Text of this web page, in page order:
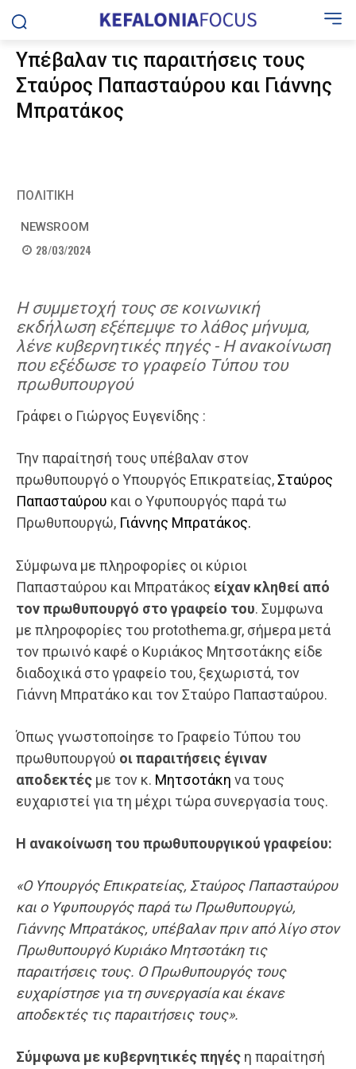
Υπέβαλαν τις παραιτήσεις τους
Σταύρος Παπασταύρου και Γιάννης
Μπρατάκος
ΠΟΛΙΤΙΚΗ
NEWSROOM
28/03/2024
Η συμμετοχή τους σε κοινωνική
εκδήλωση εξέπεμψε το λάθος μήνυμα,
λένε κυβερνητικές πηγές - Η ανακοίνωση
που εξέδωσε το γραφείο Τύπου του
πρωθυπουργού
Γράφει ο Γιώργος Ευγενίδης :
Την παραίτησή τους υπέβαλαν στον
πρωθυπουργό ο Υπουργός Επικρατείας,Σταύρος
Παπασταύρου και ο Υφυπουργός παρά τω
Πρωθυπουργώ, Γιάννης Μπρατάκος.
Σύμφωνα με πληροφορίες οι κύριοι
Παπασταύρου και Μπρατάκος είχαν κληθεί από
τον πρωθυπουργό στο γραφείο του. Συμφωνα
με πληροφορίες του protothema.gr, σήμερα μετά
τον πρωινό καφέ ο Κυριάκος Μητσοτάκης είδε
διαδοχικά στο γραφείο του, ξεχωριστά, τον
Γιάννη Μπρατάκο και τον Σταύρο Παπασταύρου.
Όπως γνωστοποίησε το Γραφείο Τύπου του
πρωθυπουργού οι παραιτήσεις έγιναν
αποδεκτές με τον κ. Μητσοτάκη να τους
ευχαριστεί για τη μέχρι τώρα συνεργασία τους.
Η ανακοίνωση του πρωθυπουργικού γραφείου:
«Ο Υπουργός Επικρατείας, Σταύρος Παπασταύρου
και ο Υφυπουργός παρά τω Πρωθυπουργώ,
Γιάννης Μπρατάκος, υπέβαλαν πριν από λίγο στον
Πρωθυπουργό Κυριάκο Μητσοτάκη τις
παραιτήσεις τους. Ο Πρωθυπουργός τους
ευχαρίστησε για τη συνεργασία και έκανε
αποδεκτές τις παραιτήσεις τους».
Σύμφωνα με κυβερνητικές πηγές η παραίτησή